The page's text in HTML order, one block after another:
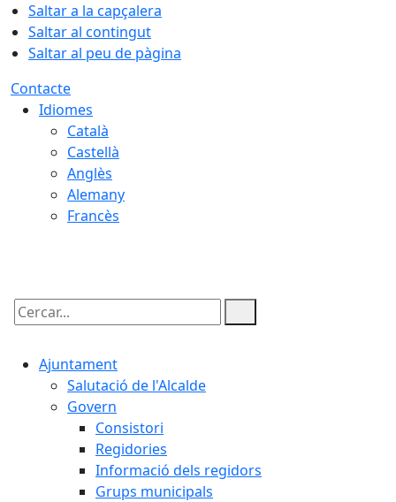
Saltar a la capçalera
Saltar al contingut
Saltar al peu de pàgina
Contacte
Idiomes
Català
Castellà
Anglès
Alemany
Francès
Cercar:
Ajuntament
Salutació de l'Alcalde
Govern
Consistori
Regidories
Informació dels regidors
Grups municipals